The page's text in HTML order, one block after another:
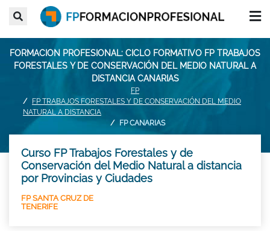
FORMACION PROFESIONAL: CICLO FORMATIVO FP TRABAJOS
FORESTALES Y DE CONSERVACIÓN DEL MEDIO NATURAL A
DISTANCIA CANARIAS
FP
FP TRABAJOS FORESTALES Y DE CONSERVACIÓN DEL MEDIO
NATURAL A DISTANCIA
FP CANARIAS
Curso FP Trabajos Forestales y de
Conservación del Medio Natural a distancia
por Provincias y Ciudades
FP SANTA CRUZ DE
TENERIFE